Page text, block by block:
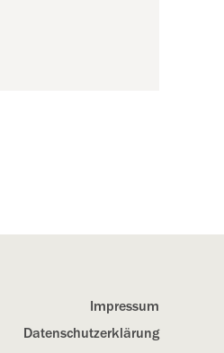
Impressum
Datenschutz­erklärung